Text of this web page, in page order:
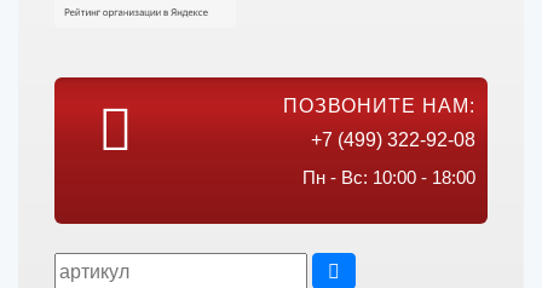
ПОЗВОНИТЕ НАМ:
+7 (499) 322-92-08
Пн - Вс: 10:00 - 18:00